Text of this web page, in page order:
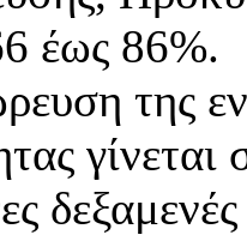
έως 86%.
της